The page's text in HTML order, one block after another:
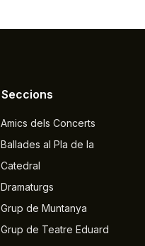
Seccions
Amics dels Concerts
Ballades al Pla de la
Catedral
Dramaturgs
Grup de Muntanya
Grup de Teatre Eduard